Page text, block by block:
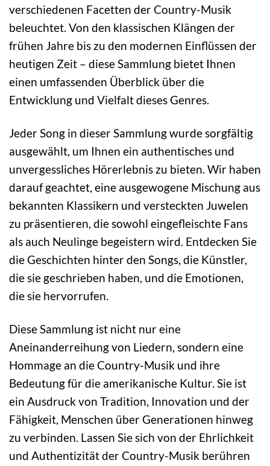
verschiedenen Facetten der Country-Musik
beleuchtet. Von den klassischen Klängen der
frühen Jahre bis zu den modernen Einflüssen der
heutigen Zeit – diese Sammlung bietet Ihnen
einen umfassenden Überblick über die
Entwicklung und Vielfalt dieses Genres.
Jeder Song in dieser Sammlung wurde sorgfältig
ausgewählt, um Ihnen ein authentisches und
unvergessliches Hörerlebnis zu bieten. Wir haben
darauf geachtet, eine ausgewogene Mischung aus
bekannten Klassikern und versteckten Juwelen
zu präsentieren, die sowohl eingefleischte Fans
als auch Neulinge begeistern wird. Entdecken Sie
die Geschichten hinter den Songs, die Künstler,
die sie geschrieben haben, und die Emotionen,
die sie hervorrufen.
Diese Sammlung ist nicht nur eine
Aneinanderreihung von Liedern, sondern eine
Hommage an die Country-Musik und ihre
Bedeutung für die amerikanische Kultur. Sie ist
ein Ausdruck von Tradition, Innovation und der
Fähigkeit, Menschen über Generationen hinweg
zu verbinden. Lassen Sie sich von der Ehrlichkeit
und Authentizität der Country-Musik berühren